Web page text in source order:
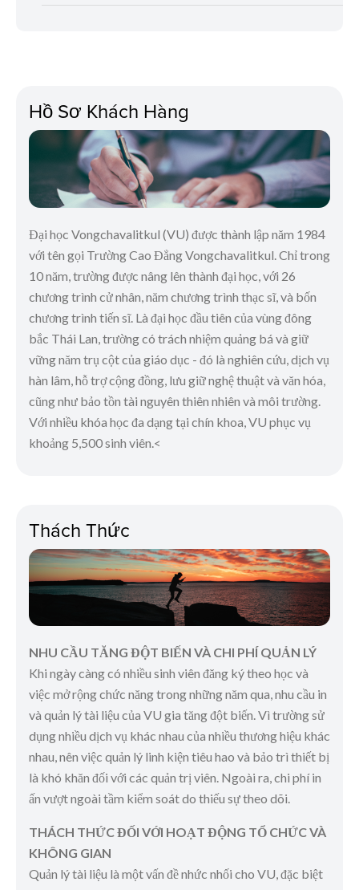
Hồ Sơ Khách Hàng
Đại học Vongchavalitkul (VU) được thành lập năm 1984
với tên gọi Trường Cao Đẳng Vongchavalitkul. Chỉ trong
10 năm, trường được nâng lên thành đại học, với 26
chương trình cử nhân, năm chương trình thạc sĩ, và bốn
chương trình tiến sĩ. Là đại học đầu tiên của vùng đông
bắc Thái Lan, trường có trách nhiệm quảng bá và giữ
vững năm trụ cột của giáo dục - đó là nghiên cứu, dịch vụ
hàn lâm, hỗ trợ cộng đồng, lưu giữ nghệ thuật và văn hóa,
cũng như bảo tồn tài nguyên thiên nhiên và môi trường.
Với nhiều khóa học đa dạng tại chín khoa, VU phục vụ
khoảng 5,500 sinh viên.<
Thách Thức
NHU CẦU TĂNG ĐỘT BIẾN VÀ CHI PHÍ QUẢN LÝ
Khi ngày càng có nhiều sinh viên đăng ký theo học và
việc mở rộng chức năng trong những năm qua, nhu cầu in
và quản lý tài liệu của VU gia tăng đột biến. Vì trường sử
dụng nhiều dịch vụ khác nhau của nhiều thương hiệu khác
nhau, nên việc quản lý linh kiện tiêu hao và bảo trì thiết bị
là khó khăn đối với các quản trị viên. Ngoài ra, chi phí in
ấn vượt ngoài tầm kiểm soát do thiếu sự theo dõi.
THÁCH THỨC ĐỐI VỚI HOẠT ĐỘNG TỔ CHỨC VÀ
KHÔNG GIAN
Quản lý tài liệu là một vấn đề nhức nhối cho VU, đặc biệt